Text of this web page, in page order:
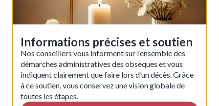
Informations précises et soutien
Nos conseillers vous informent sur l’ensemble des
démarches administratives des obsèques et vous
indiquent clairement que faire lors d’un décès. Grâce
à ce soutien, vous conservez une vision globale de
toutes les étapes.